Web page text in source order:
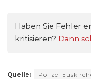
Haben Sie Fehler
kritisieren? Dann
Quelle:
Polizei